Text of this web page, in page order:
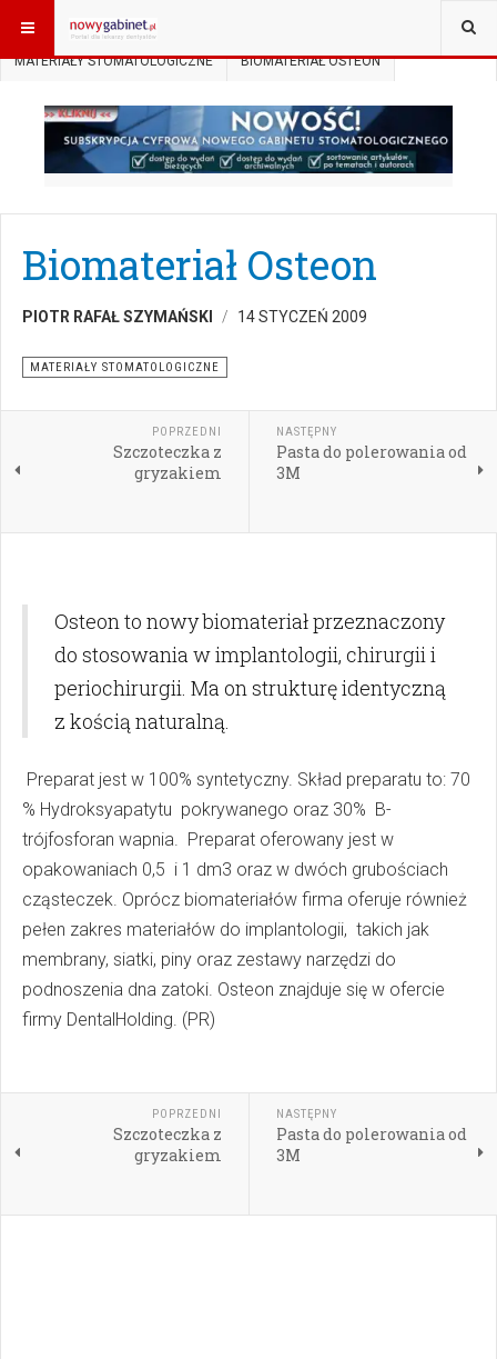
JESTEŚ TUTAJ: START
MATERIAŁY STOMATOLOGICZNE BIOMATERIAŁ OSTEON
Biomateriał Osteon
PIOTR RAFAŁ SZYMAŃSKI 14 STYCZEŃ 2009
MATERIAŁY STOMATOLOGICZNE
POPRZEDNI
Szczoteczka z
gryzakiem
NASTĘPNY
Pasta do polerowania od
3M
Osteon to nowy biomateriał przeznaczony
do stosowania w implantologii, chirurgii i
periochirurgii. Ma on strukturę identyczną
z kością naturalną.
Preparat jest w 100% syntetyczny. Skład preparatu to: 70
% Hydroksyapatytu pokrywanego oraz 30% B-
trójfosforan wapnia. Preparat oferowany jest w
opakowaniach 0,5 i 1 dm3 oraz w dwóch grubościach
cząsteczek. Oprócz biomateriałów firma oferuje również
pełen zakres materiałów do implantologii, takich jak
membrany, siatki, piny oraz zestawy narzędzi do
podnoszenia dna zatoki. Osteon znajduje się w ofercie
firmy DentalHolding. (PR)
POPRZEDNI
Szczoteczka z
gryzakiem
NASTĘPNY
Pasta do polerowania od
3M